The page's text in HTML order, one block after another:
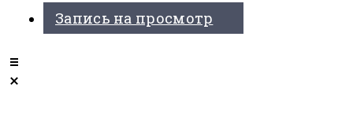
Запись на просмотр